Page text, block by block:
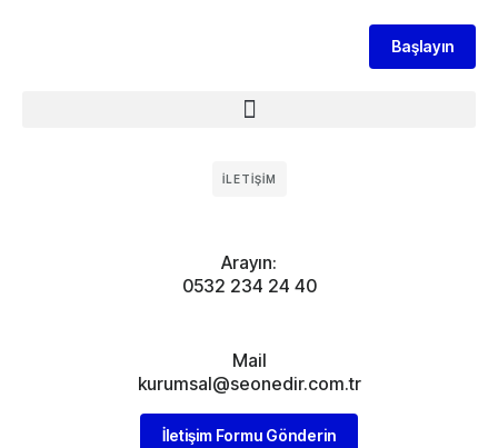
Başlayın
İLETIŞIM
Arayın:
0532 234 24 40
Mail
kurumsal@seonedir.com.tr
İletişim Formu Gönderin